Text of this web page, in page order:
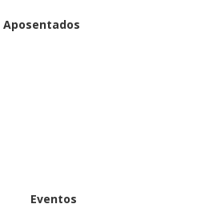
Aposentados
Eventos